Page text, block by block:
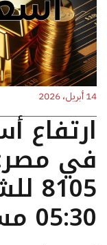
14 أبريل، 2026
ارتفاع
05:30 مساءًا